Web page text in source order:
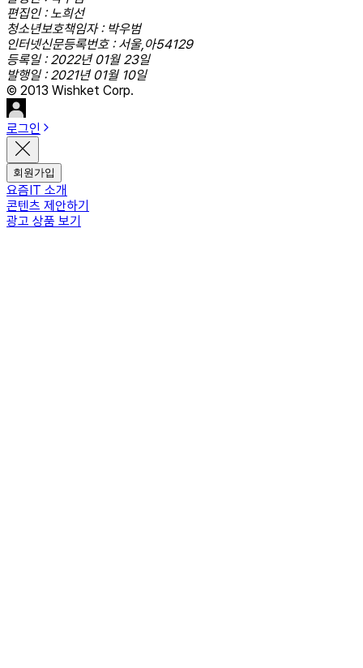
편집인 : 노희선
청소년보호책임자 : 박우범
인터넷신문등록번호 : 서울,아54129
등록일 : 2022년 01월 23일
발행일 : 2021년 01월 10일
© 2013 Wishket Corp.
로그인
회원가입
요즘IT 소개
콘텐츠 제안하기
광고 상품 보기